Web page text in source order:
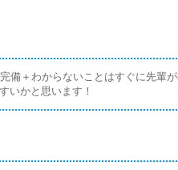
＋わからないことはすぐに先輩
いかと思います！